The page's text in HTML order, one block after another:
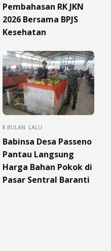
Pembahasan RK JKN
2026 Bersama BPJS
Kesehatan
8 BULAN LALU
Babinsa Desa Passeno
Pantau Langsung
Harga Bahan Pokok di
Pasar Sentral Baranti